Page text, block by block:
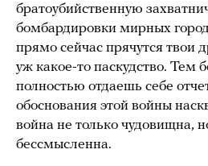
братоубийственную
бомбардировки мирных
прямо сейчас прячутся твои
уж какое-то паскудство. Тем
полностью отдаешь себе
обоснования этой войны
война не только чудовищна,
бессмысленна.